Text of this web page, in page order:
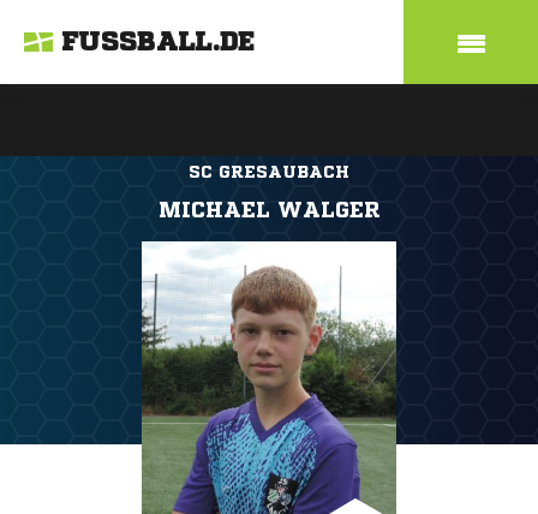
FUSSBALL.DE
SC GRESAUBACH
MICHAEL WALGER